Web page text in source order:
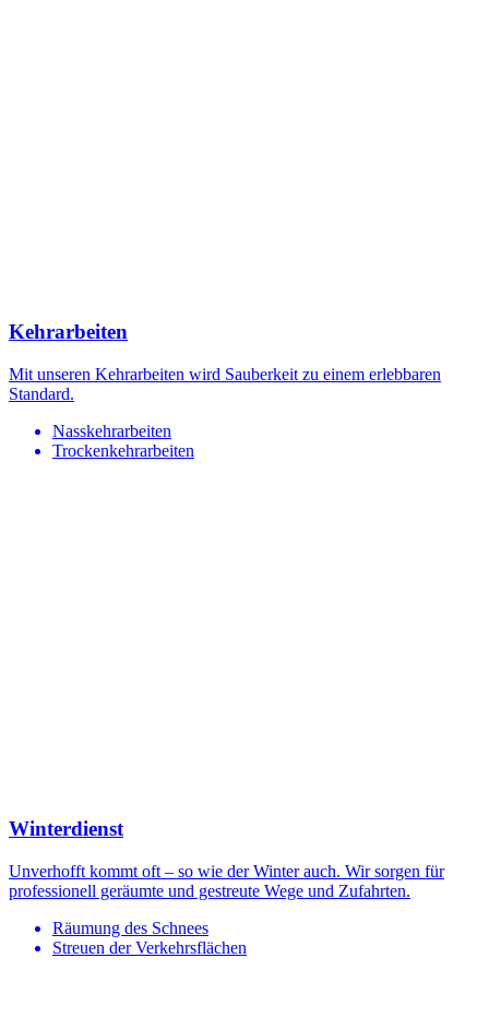
Kehrarbeiten
Mit unseren Kehrarbeiten wird Sauberkeit zu einem erlebbaren
Standard.
Nasskehrarbeiten
Trockenkehrarbeiten
Winterdienst
Unverhofft kommt oft – so wie der Winter auch. Wir sorgen für
professionell geräumte und gestreute Wege und Zufahrten.
Räumung des Schnees
Streuen der Verkehrsflächen